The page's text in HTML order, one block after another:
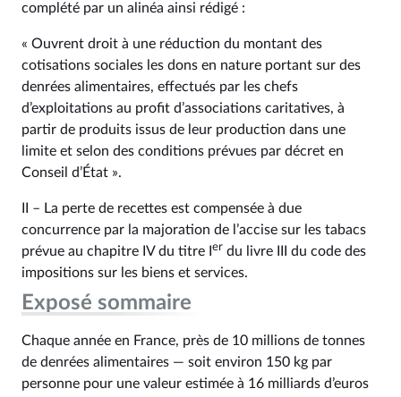
complété par un alinéa ainsi rédigé :
« Ouvrent droit à une réduction du montant des
cotisations sociales les dons en nature portant sur des
denrées alimentaires, effectués par les chefs
d’exploitations au profit d’associations caritatives, à
partir de produits issus de leur production dans une
limite et selon des conditions prévues par décret en
Conseil d’État ».
II – La perte de recettes est compensée à due
concurrence par la majoration de l’accise sur les tabacs
prévue au chapitre IV du titre I er du livre III du code des
impositions sur les biens et services.
Exposé sommaire
Chaque année en France, près de 10 millions de tonnes
de denrées alimentaires — soit environ 150 kg par
personne pour une valeur estimée à 16 milliards d’euros